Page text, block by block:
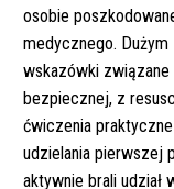
osobie
medycznego.
wskazówki
bezpiecznej, z
ćwiczenia
udzielania pierwszej
aktywnie brali udział